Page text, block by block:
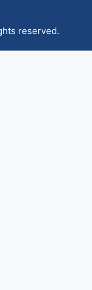
reserved.